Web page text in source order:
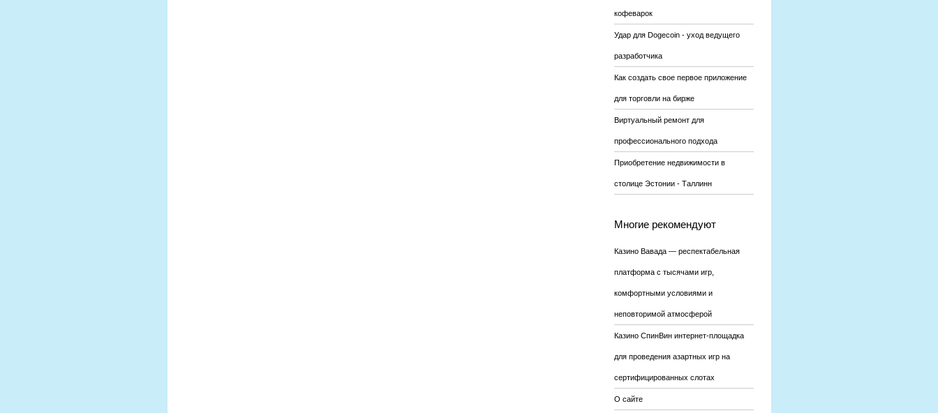
кофеварок
Удар для Dogecoin - уход ведущего
разработчика
Как создать свое первое приложение
для торговли на бирже
Виртуальный ремонт для
профессионального подхода
Приобретение недвижимости в
столице Эстонии - Таллинн
Многие рекомендуют
Казино Вавада — респектабельная
платформа с тысячами игр,
комфортными условиями и
неповторимой атмосферой
Казино СпинВин интернет-площадка
для проведения азартных игр на
сертифицированных слотах
О сайте